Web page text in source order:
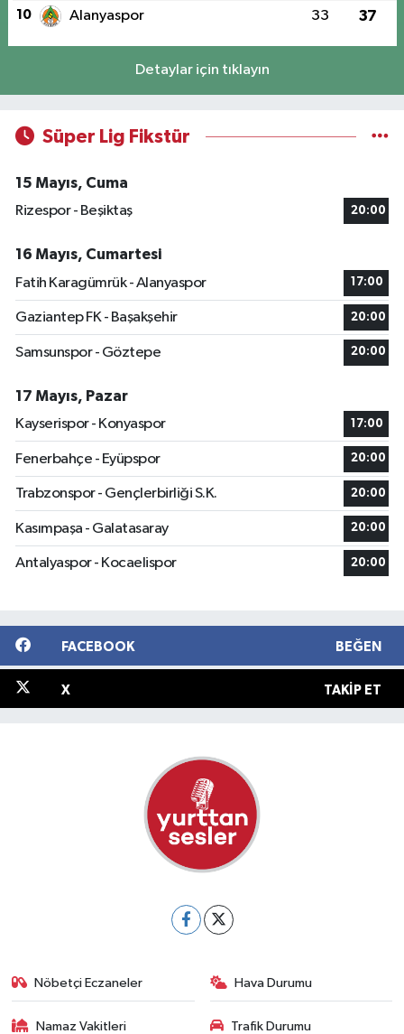
10 Alanyaspor 33 37
Detaylar için tıklayın
Süper Lig Fikstür
15 Mayıs, Cuma
Rizespor - Beşiktaş
20:00
16 Mayıs, Cumartesi
Fatih Karagümrük - Alanyaspor
17:00
Gaziantep FK - Başakşehir 20:00
Samsunspor - Göztepe 20:00
17 Mayıs, Pazar
Kayserispor - Konyaspor
17:00
Fenerbahçe - Eyüpspor 20:00
Trabzonspor - Gençlerbirliği S.K. 20:00
Kasımpaşa - Galatasaray 20:00
Antalyaspor - Kocaelispor 20:00
FACEBOOK BEĞEN
X TAKIP ET
Nöbetçi Eczaneler Hava Durumu
Namaz Vakitleri Trafik Durumu